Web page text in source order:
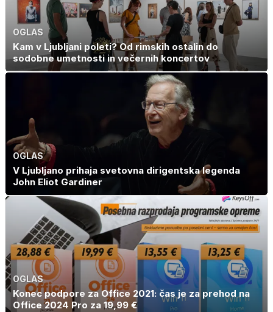
OGLAS
Kam v Ljubljani poleti? Od rimskih ostalin do
sodobne umetnosti in večernih koncertov
OGLAS
V Ljubljano prihaja svetovna dirigentska legenda
John Eliot Gardiner
OGLAS
Konec podpore za Office 2021: čas je za prehod na
Office 2024 Pro za 19,99 €